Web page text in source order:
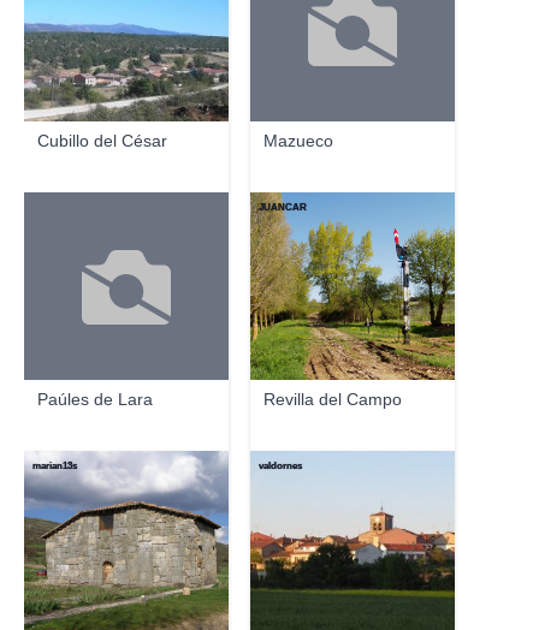
Cubillo del César Mazueco
Paúles de Lara Revilla del Campo
JUANCAR
marian13s valdornes